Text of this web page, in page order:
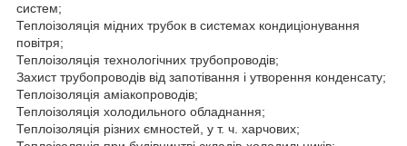
систем;
Теплоізоляція мідних трубок в системах кондиціонування
повітря;
Теплоізоляція технологічних трубопроводів;
Захист трубопроводів від запотівання і утворення конденсату;
Теплоізоляція аміакопроводів;
Теплоізоляція холодильного обладнання;
Теплоізоляція різних ємностей, у т. ч. харчових;